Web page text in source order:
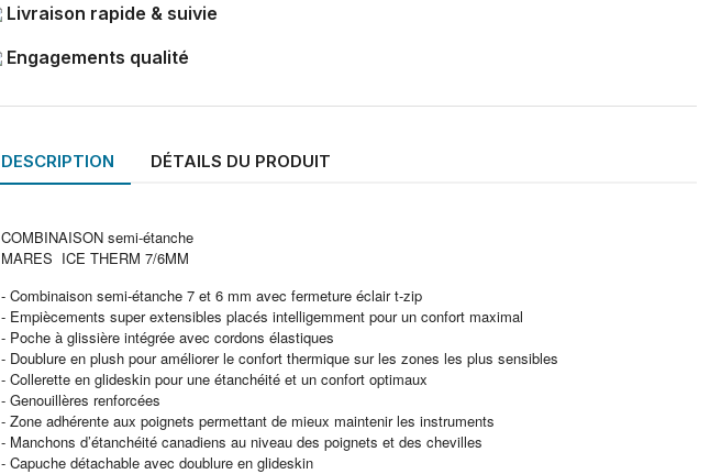
Livraison rapide & suivie
Engagements qualité
DESCRIPTION DÉTAILS DU PRODUIT
COMBINAISON semi-étanche
MARES ICE THERM 7/6MM
- Combinaison semi-étanche 7 et 6 mm avec fermeture éclair t-zip
- Empiècements super extensibles placés intelligemment pour un confort maximal
- Poche à glissière intégrée avec cordons élastiques
- Doublure en plush pour améliorer le confort thermique sur les zones les plus sensibles
- Collerette en glideskin pour une étanchéité et un confort optimaux
- Genouillères renforcées
- Zone adhérente aux poignets permettant de mieux maintenir les instruments
- Manchons d’étanchéité canadiens au niveau des poignets et des chevilles
- Capuche détachable avec doublure en glideskin